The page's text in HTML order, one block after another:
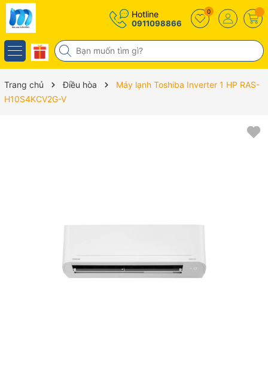
Hotline
0911098866
0
Trang chủ Điều hòa
Máy lạnh Toshiba Inverter 1 HP RAS-
H10S4KCV2G-V